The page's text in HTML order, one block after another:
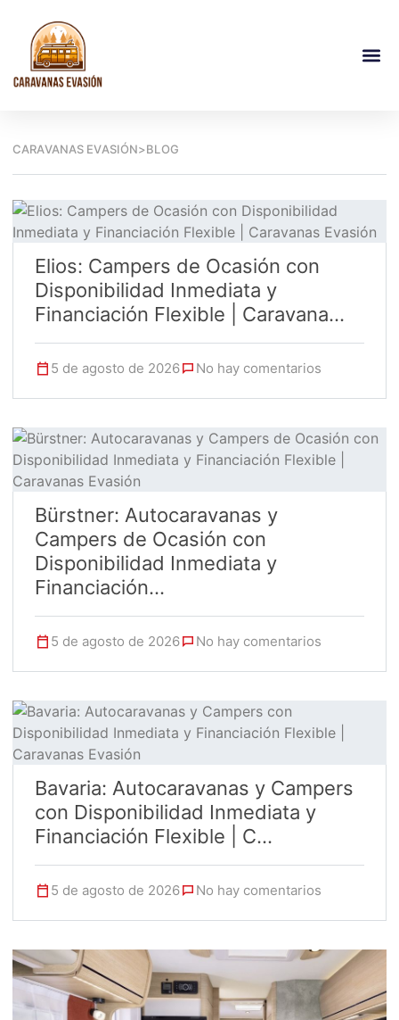
CARAVANAS EVASIÓN>BLOG
Elios: Campers de Ocasión con
Disponibilidad Inmediata y
Financiación Flexible | Caravana...
5 de agosto de 2026 No hay comentarios
Bürstner: Autocaravanas y
Campers de Ocasión con
Disponibilidad Inmediata y
Financiación...
5 de agosto de 2026 No hay comentarios
Bavaria: Autocaravanas y Campers
con Disponibilidad Inmediata y
Financiación Flexible | C...
5 de agosto de 2026 No hay comentarios